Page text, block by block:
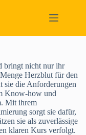
bringt nicht nur ihr
Herzblut für den
sie die Anforderungen
Know-how und
Mit ihrem
sorgt sie dafür,
sie als zuverlässige
klaren Kurs verfolgt.